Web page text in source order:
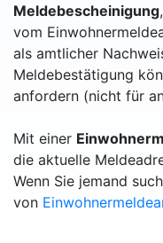
Meldebescheinigung,
vom
als amtlicher
Meldebestätigung
anfordern (nicht für
Mit einer
die aktuelle
Wenn Sie jemand
von